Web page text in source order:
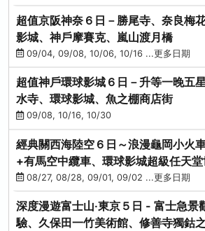
超值京阪神奈６日－勝尾寺、奈良梅
影城、神戶摩賽克、嵐山渡月橋
09/04, 09/08, 10/06, 10/16 ...更多日期
超值神戶環球影城６日－升等一晚五
水寺、環球影城、魚之棚商店街
09/08, 10/16, 10/30
經典關西海陸空６日～浪漫龜岡小火
+有馬空中纜車、環球影城超級任天
08/27, 08/28, 09/01, 09/02 ...更多日期
深度漫遊富士山‧東京５日 - 富士急景
驗、久保田一竹美術館、修善寺獨鈷